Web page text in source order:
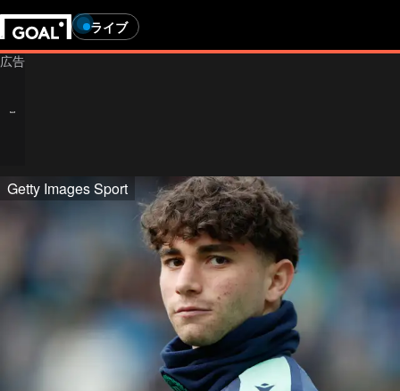
ライブ
Getty Images Sport